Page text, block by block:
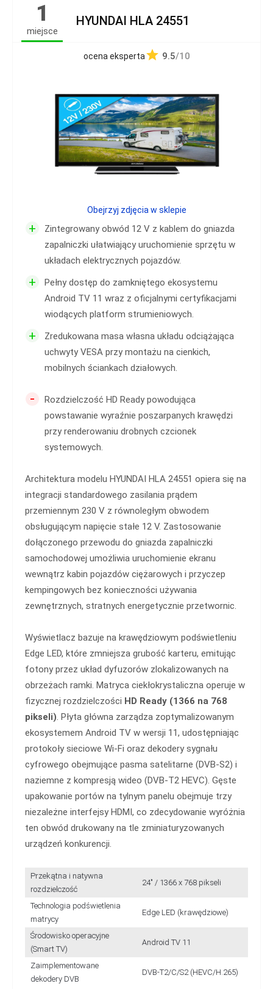
1
miejsce
HYUNDAI HLA 24551
ocena eksperta 9.5/10
+
Zintegrowany obwód 12 V z kablem do gniazda
zapalniczki ułatwiający uruchomienie sprzętu w
układach elektrycznych pojazdów.
+
Pełny dostęp do zamkniętego ekosystemu
Android TV 11 wraz z oficjalnymi certyfikacjami
wiodących platform strumieniowych.
+
Zredukowana masa własna układu odciążająca
uchwyty VESA przy montażu na cienkich,
mobilnych ściankach działowych.
-
Rozdzielczość HD Ready powodująca
powstawanie wyraźnie poszarpanych krawędzi
przy renderowaniu drobnych czcionek
systemowych.
Architektura modelu HYUNDAI HLA 24551 opiera się na
integracji standardowego zasilania prądem
przemiennym 230 V z równoległym obwodem
obsługującym napięcie stałe 12 V. Zastosowanie
dołączonego przewodu do gniazda zapalniczki
samochodowej umożliwia uruchomienie ekranu
wewnątrz kabin pojazdów ciężarowych i przyczep
kempingowych bez konieczności używania
zewnętrznych, stratnych energetycznie przetwornic.
Wyświetlacz bazuje na krawędziowym podświetleniu
Edge LED, które zmniejsza grubość karteru, emitując
fotony przez układ dyfuzorów zlokalizowanych na
obrzeżach ramki. Matryca ciekłokrystaliczna operuje w
fizycznej rozdzielczości HD Ready (1366 na 768
pikseli). Płyta główna zarządza zoptymalizowanym
ekosystemem Android TV w wersji 11, udostępniając
protokoły sieciowe Wi-Fi oraz dekodery sygnału
cyfrowego obejmujące pasma satelitarne (DVB-S2) i
naziemne z kompresją wideo (DVB-T2 HEVC). Gęste
upakowanie portów na tylnym panelu obejmuje trzy
niezależne interfejsy HDMI, co zdecydowanie wyróżnia
ten obwód drukowany na tle zminiaturyzowanych
urządzeń konkurencji.
Przekątna i natywna
rozdzielczość
24" / 1366 x 768 pikseli
Technologia podświetlenia
matrycy
Edge LED (krawędziowe)
Środowisko operacyjne
(Smart TV)
Android TV 11
Zaimplementowane
dekodery DVB
DVB-T2/C/S2 (HEVC/H.265)
Obejrzyj zdjęcia w sklepie